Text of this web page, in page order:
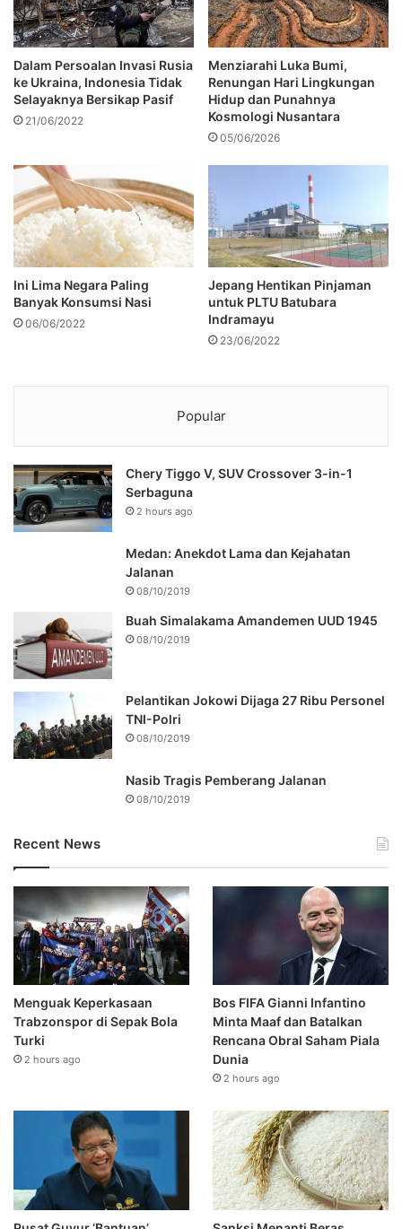
Dalam Persoalan Invasi Rusia
ke Ukraina, Indonesia Tidak
Selayaknya Bersikap Pasif
21/06/2022
Menziarahi Luka Bumi,
Renungan Hari Lingkungan
Hidup dan Punahnya
Kosmologi Nusantara
05/06/2026
Ini Lima Negara Paling
Banyak Konsumsi Nasi
06/06/2022
Jepang Hentikan Pinjaman
untuk PLTU Batubara
Indramayu
23/06/2022
Popular
Chery Tiggo V, SUV Crossover 3-in-1
Serbaguna
2 hours ago
Medan: Anekdot Lama dan Kejahatan
Jalanan
08/10/2019
Buah Simalakama Amandemen UUD 1945
08/10/2019
Pelantikan Jokowi Dijaga 27 Ribu Personel
TNI-Polri
08/10/2019
Nasib Tragis Pemberang Jalanan
08/10/2019
Recent News
Menguak Keperkasaan
Trabzonspor di Sepak Bola
Turki
2 hours ago
Bos FIFA Gianni Infantino
Minta Maaf dan Batalkan
Rencana Obral Saham Piala
Dunia
2 hours ago